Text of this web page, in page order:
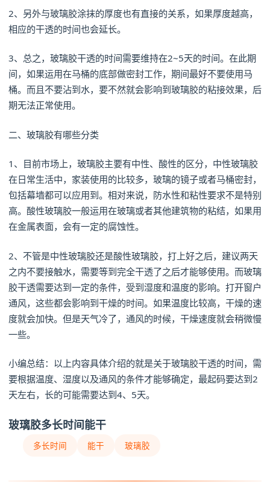
2、另外与玻璃胶涂抹的厚度也有直接的关系，如果厚度越高，
相应的干透的时间也会延长。
3、总之，玻璃胶干透的时间需要维持在2~5天的时间。在此期
间，如果运用在马桶的底部做密封工作，期间最好不要使用马
桶。而且不要沾到水，要不然就会影响到玻璃胶的粘接效果，后
期无法正常使用。
二、玻璃胶有哪些分类
1、目前市场上，玻璃胶主要有中性、酸性的区分，中性玻璃胶
在日常生活中，家装使用的比较多，玻璃的镜子或者马桶密封，
包括幕墙都可以应用到。相对来说，防水性和粘性要求不是特别
高。酸性玻璃胶一般运用在玻璃或者其他建筑物的粘结，如果用
在金属表面，会有一定的腐蚀性。
2、不管是中性玻璃胶还是酸性玻璃胶，打上好之后，建议两天
之内不要接触水，需要等到完全干透了之后才能够使用。而玻璃
胶干透需要达到一定的条件，受到湿度和温度的影响。打开窗户
通风，这些都会影响到干燥的时间。如果温度比较高，干燥的速
度就会加快。但是天气冷了，通风的时候，干燥速度就会稍微慢
一些。
小编总结：以上内容具体介绍的就是关于玻璃胶干透的时间，需
要根据温度、湿度以及通风的条件才能够确定，最起码要达到2
天左右，长的可能需要达到4、5天。
玻璃胶多长时间能干
多长时间 能干 玻璃胶